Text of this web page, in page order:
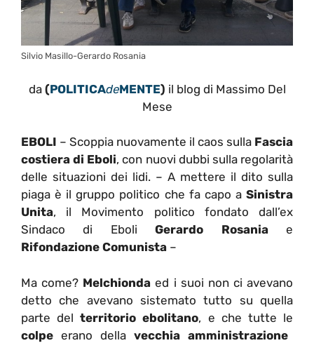
Silvio Masillo-Gerardo Rosania
da (POLITICAdeMENTE) il blog di Massimo Del
Mese
EBOLI – Scoppia nuovamente il caos sulla Fascia
costiera di Eboli, con nuovi dubbi sulla regolarità
delle situazioni dei lidi. – A mettere il dito sulla
piaga è il gruppo politico che fa capo a Sinistra
Unita, il Movimento politico fondato dall’ex
Sindaco di EboliGerardo Rosaniae
Rifondazione Comunista –
Ma come? Melchiondaed i suoi non ci avevano
detto che avevano sistemato tutto su quella
parte del territorio ebolitano, e che tutte le
colpe erano della vecchia amministrazione